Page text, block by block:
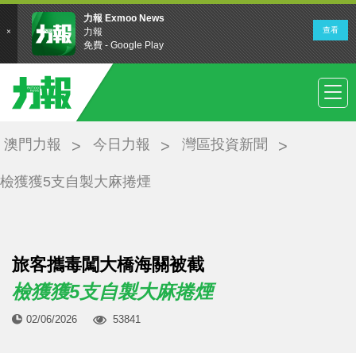
澳門力報 今日力報 灣區投資新聞
檢獲獲5支自製大麻捲煙
旅客攜毒闖大橋海關被截
檢獲獲5支自製大麻捲煙
02/06/2026 53841